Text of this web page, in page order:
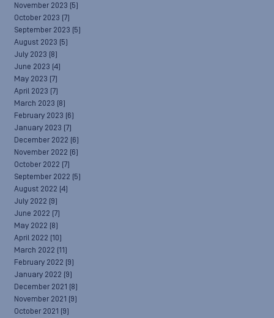
November 2023 (5)
October 2023 (7)
September 2023 (5)
August 2023 (5)
July 2023 (8)
June 2023 (4)
May 2023 (7)
April 2023 (7)
March 2023 (8)
February 2023 (6)
January 2023 (7)
December 2022 (6)
November 2022 (6)
October 2022 (7)
September 2022 (5)
August 2022 (4)
July 2022 (9)
June 2022 (7)
May 2022 (8)
April 2022 (10)
March 2022 (11)
February 2022 (9)
January 2022 (9)
December 2021 (8)
November 2021 (9)
October 2021 (9)